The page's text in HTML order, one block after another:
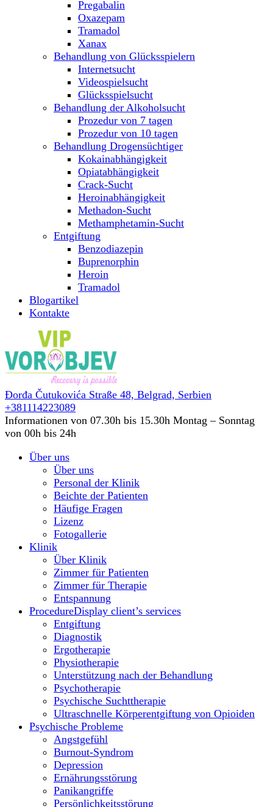
Pregabalin
Oxazepam
Tramadol
Xanax
Behandlung von Glücksspielern
Internetsucht
Videospielsucht
Glücksspielsucht
Behandlung der Alkoholsucht
Prozedur von 7 tagen
Prozedur von 10 tagen
Behandlung Drogensüchtiger
Kokainabhängigkeit
Opiatabhängigkeit
Crack-Sucht
Heroinabhängigkeit
Methadon-Sucht
Methamphetamin-Sucht
Entgiftung
Benzodiazepin
Buprenorphin
Heroin
Tramadol
Blogartikel
Kontakte
Đorđa Čutukovića Straße 48, Belgrad, Serbien
+381114223089
Informationen von 07.30h bis 15.30h Montag – Sonntag
von 00h bis 24h
Über uns
Über uns
Personal der Klinik
Beichte der Patienten
Häufige Fragen
Lizenz
Fotogallerie
Klinik
Über Klinik
Zimmer für Patienten
Zimmer für Therapie
Entspannung
ProcedureDisplay client’s services
Entgiftung
Diagnostik
Ergotherapie
Physiotherapie
Unterstützung nach der Behandlung
Psychotherapie
Psychische Suchttherapie
Ultraschnelle Körperentgiftung von Opioiden
Psychische Probleme
Angstgefühl
Burnout-Syndrom
Depression
Ernährungsstörung
Panikangriffe
Persönlichkeitsstörung